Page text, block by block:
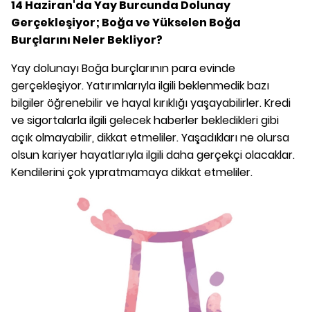
14 Haziran'da Yay Burcunda Dolunay
Gerçekleşiyor; Boğa ve Yükselen Boğa
Burçlarını Neler Bekliyor?
Yay dolunayı Boğa burçlarının para evinde
gerçekleşiyor. Yatırımlarıyla ilgili beklenmedik bazı
bilgiler öğrenebilir ve hayal kırıklığı yaşayabilirler. Kredi
ve sigortalarla ilgili gelecek haberler bekledikleri gibi
açık olmayabilir, dikkat etmeliler. Yaşadıkları ne olursa
olsun kariyer hayatlarıyla ilgili daha gerçekçi olacaklar.
Kendilerini çok yıpratmamaya dikkat etmeliler.